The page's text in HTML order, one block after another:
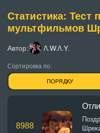
Статистика: Тест
мультфильмов
Автор: /\.W./\.Y.
Сортировка по:
ПОРЯДКУ
8988